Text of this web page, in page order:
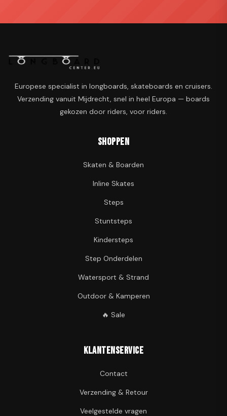
Europese specialist in longboards, skateboards en cruisers.
Verzending vanuit Mijdrecht, snel in heel Europa — boards
gekozen door riders, voor riders.
Shoppen
Skaten & Boarden
Inline Skates
Steps
Stuntsteps
Kindersteps
Step Onderdelen
Watersport & Strand
Outdoor & Kamperen
🔥 Sale
Klantenservice
Contact
Verzending & Retour
Veelgestelde vragen